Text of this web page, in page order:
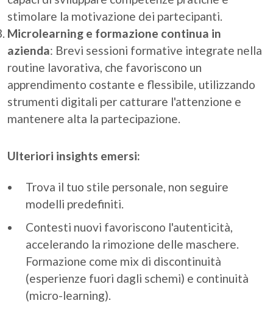
stimolare la motivazione dei partecipanti.
Microlearning e formazione continua in
azienda: Brevi sessioni formative integrate nella
routine lavorativa, che favoriscono un
apprendimento costante e flessibile, utilizzando
strumenti digitali per catturare l'attenzione e
mantenere alta la partecipazione.
Ulteriori insights emersi:
Trova il tuo stile personale, non seguire
modelli predefiniti.
Contesti nuovi favoriscono l'autenticità,
accelerando la rimozione delle maschere.
Formazione come mix di discontinuità
(esperienze fuori dagli schemi) e continuità
(micro-learning).